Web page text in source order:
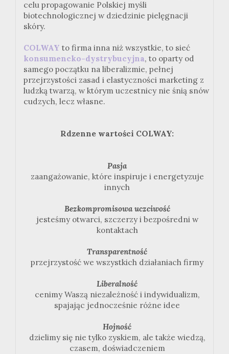
celu propagowanie Polskiej myśli
biotechnologicznej w dziedzinie pielęgnacji
skóry.
COLWAY to firma inna niż wszystkie, to sieć
konsumencko-dystrybucyjna, to oparty od
samego początku na liberalizmie, pełnej
przejrzystości zasad i elastyczności marketing z
ludzką twarzą, w którym uczestnicy nie śnią snów
cudzych, lecz własne.
Rdzenne wartości COLWAY:
Pasja
zaangażowanie, które inspiruje i energetyzuje
innych
Bezkompromisowa uczciwość
jesteśmy otwarci, szczerzy i bezpośredni w
kontaktach
Transparentność
przejrzystość we wszystkich działaniach firmy
Liberalność
cenimy Waszą niezależność i indywidualizm,
spajając jednocześnie różne idee
Hojność
dzielimy się nie tylko zyskiem, ale także wiedzą,
czasem, doświadczeniem